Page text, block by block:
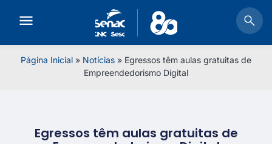
Página Inicial » Notícias » Egressos têm aulas gratuitas de
Empreendedorismo Digital
Egressos têm aulas gratuitas de